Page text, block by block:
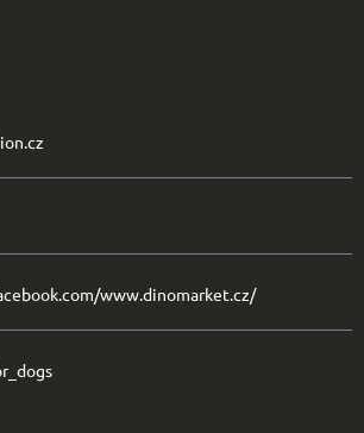
www.dinomarket.cz/